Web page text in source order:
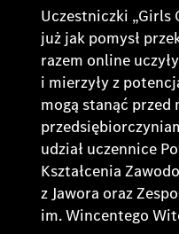
Uczestniczki „Girls
już jak pomysł
razem online
i mierzyły z
mogą stanąć przed
udział uczennice
Kształcenia
z Jawora oraz
im. Wincentego